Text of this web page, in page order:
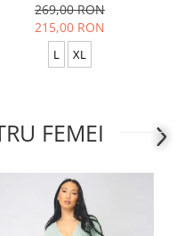
269,00 RON
215,00 RON
L XL
FEMEI